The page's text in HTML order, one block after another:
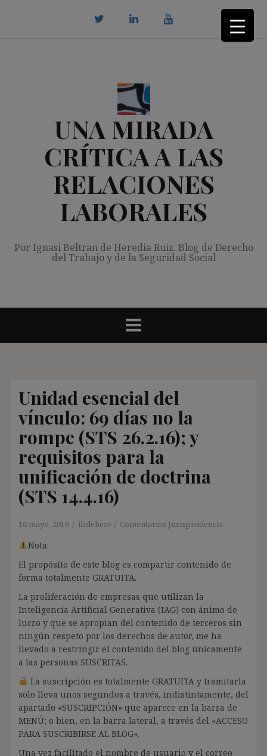
UNA MIRADA
CRÍTICA A LAS
RELACIONES
LABORALES
Por Ignasi Beltran de Heredia Ruiz. Blog de Derecho
del Trabajo y de la Seguridad Social
Unidad esencial del
vínculo: 69 días no la
rompe (STS 26.2.16); y
requisitos para la
unificación de doctrina
(STS 14.4.16)
16 mayo, 2016 ibdehere Comentarios Jurisprudencia
Nota:
El propósito de este blog es compartir contenido de
forma totalmente GRATUITA.
La proliferación de empresas que utilizan la
Inteligencia Artificial Generativa (IAG) con ánimo de
lucro y que se apropian del contenido de terceros sin
ningún respeto por los derechos de autor, me ha
llevado a restringir el contenido del blog únicamente
a las personas SUSCRITAS.
La suscripción es totalmente GRATUITA y tramitarla
solo lleva unos segundos a través, indistintamente, del
apartado «SUSCRIPCIÓN» que aparece en la barra de
MENÚ; o bien, en la barra lateral, a través del «ACCESO
PARA SUSCRIBIRSE AL BLOG».
Una vez facilitado el nombre de usuario y el correo